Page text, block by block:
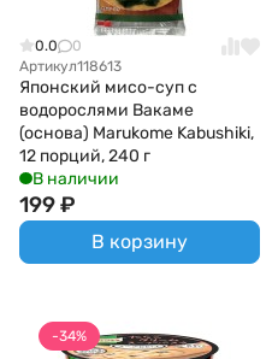
0.0
0
Артикул118613
Японский мисо-суп с
водорослями Вакаме
(основа) Marukome Kabushiki,
12 порций, 240 г
В наличии
199₽
В корзину
-34%